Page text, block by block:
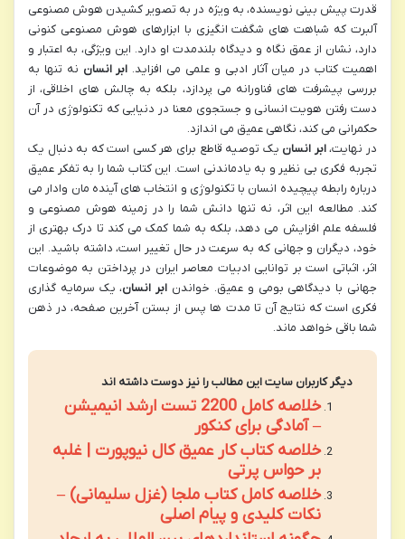
قدرت پیش بینی نویسنده، به ویژه در به تصویر کشیدن هوش مصنوعی
آلبرت که شباهت های شگفت انگیزی با ابزارهای هوش مصنوعی کنونی
دارد، نشان از عمق نگاه و دیدگاه بلندمدت او دارد. این ویژگی، به اعتبار و
اهمیت کتاب در میان آثار ادبی و علمی می افزاید. ابر انسان نه تنها به
بررسی پیشرفت های فناورانه می پردازد، بلکه به چالش های اخلاقی، از
دست رفتن هویت انسانی و جستجوی معنا در دنیایی که تکنولوژی در آن
حکمرانی می کند، نگاهی عمیق می اندازد.
در نهایت،ابر انسان یک توصیه قاطع برای هر کسی است که به دنبال یک
تجربه فکری بی نظیر و به یادماندنی است. این کتاب شما را به تفکر عمیق
درباره رابطه پیچیده انسان با تکنولوژی و انتخاب های آینده مان وادار می
کند. مطالعه این اثر، نه تنها دانش شما را در زمینه هوش مصنوعی و
فلسفه علم افزایش می دهد، بلکه به شما کمک می کند تا درک بهتری از
خود، دیگران و جهانی که به سرعت در حال تغییر است، داشته باشید. این
اثر، اثباتی است بر توانایی ادبیات معاصر ایران در پرداختن به موضوعات
جهانی با دیدگاهی بومی و عمیق. خواندن ابر انسان، یک سرمایه گذاری
فکری است که نتایج آن تا مدت ها پس از بستن آخرین صفحه، در ذهن
شما باقی خواهد ماند.
دیگر کاربران سایت این مطالب را نیز دوست داشته اند
خلاصه کامل 2200 تست ارشد انیمیشن
– آمادگی برای کنکور
خلاصه کتاب کار عمیق کال نیوپورت | غلبه
بر حواس پرتی
خلاصه کامل کتاب ملجا (غزل سلیمانی) –
نکات کلیدی و پیام اصلی